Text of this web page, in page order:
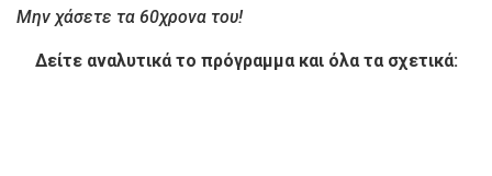
Μην χάσετε τα 60χρονα του!
Δείτε αναλυτικά το πρόγραμμα και όλα τα σχετικά: